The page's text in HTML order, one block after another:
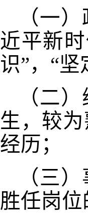
（一
近平新
识”，“
（二
生，较
经历；
（三
胜任岗